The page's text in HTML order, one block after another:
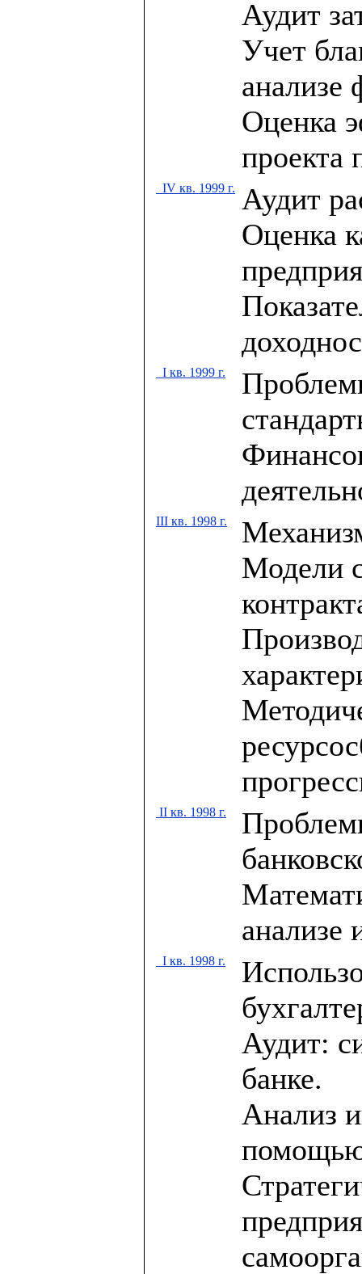
Аудит
Учет
анализе
Оценка
проекта
IV кв. 1999 г. Аудит
Оценка
I кв. 1999 г.
III кв. 1998 г.
Модели
II кв. 1998 г.
анализе
I кв. 1998 г.
Аудит:
банке.
Анализ